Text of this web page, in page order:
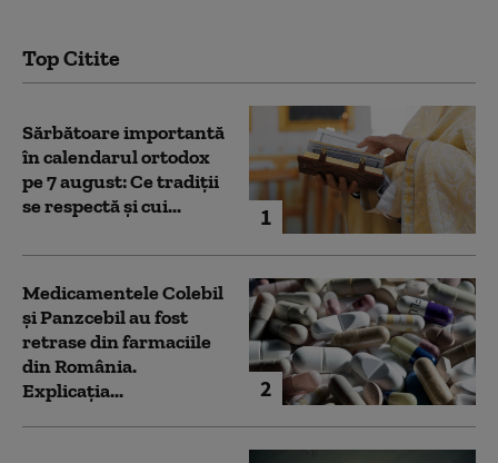
Top Citite
1
Sărbătoare importantă
în calendarul ortodox
pe 7 august: Ce tradiții
se respectă și cui...
2
Medicamentele Colebil
și Panzcebil au fost
retrase din farmaciile
din România.
Explicația...